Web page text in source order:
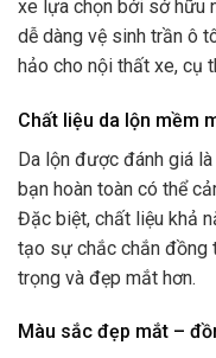
xe lựa chọn bởi sở hữu
dễ dàng vệ sinh trần ô
hảo cho nội thất xe, cụ
Chất liệu da lộn mềm
Da lộn được đánh giá
bạn hoàn toàn có thể
Đặc biệt, chất liệu khả
tạo sự chắc chắn đồng
trọng và đẹp mắt hơn.
Màu sắc đẹp mắt –